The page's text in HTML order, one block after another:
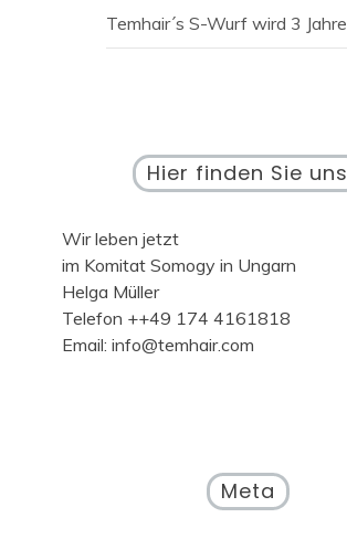
Temhair´s S-Wurf wird 3 Jahre
Hier finden Sie uns
Wir leben jetzt
im Komitat Somogy in Ungarn
Helga Müller
Telefon ++49 174 4161818
Email: info@temhair.com
Meta